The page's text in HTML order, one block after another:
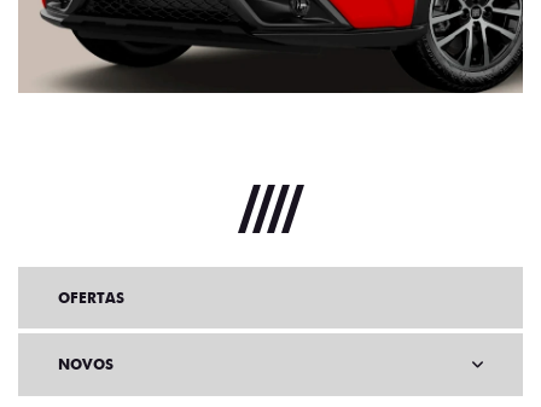
OFERTAS
NOVOS